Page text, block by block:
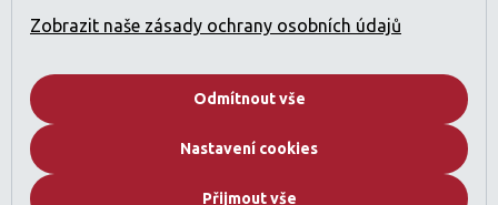
Licencovaná činnost: Zprostředkování nákupu a prodeje
nemovitostí
s požadavky regulací SAE).
Kdo jsme
Zobrazit naše zásady ochrany osobních údajů
Odmítnout vše
Nastavení cookies
Přijmout vše